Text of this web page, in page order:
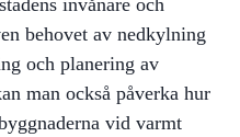
behovet av nedkylning
och planering av
man också påverka hur
vid varmt